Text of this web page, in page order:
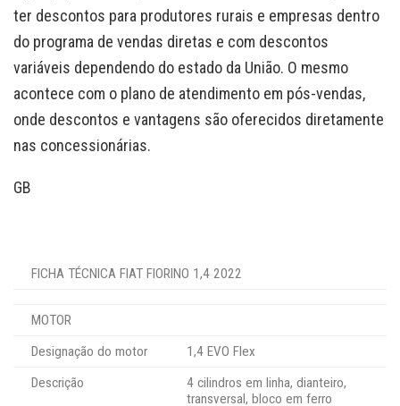
ter descontos para produtores rurais e empresas dentro
do programa de vendas diretas e com descontos
variáveis dependendo do estado da União. O mesmo
acontece com o plano de atendimento em pós-vendas,
onde descontos e vantagens são oferecidos diretamente
nas concessionárias.
GB
FICHA TÉCNICA FIAT FIORINO 1,4 2022
MOTOR
Designação do motor
1,4 EVO Flex
Descrição
4 cilindros em linha, dianteiro,
transversal, bloco em ferro